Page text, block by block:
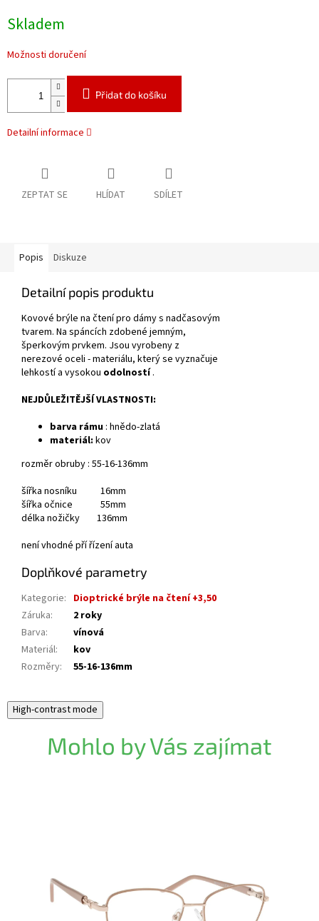
cena:
Skladem
Možnosti doručení
Přidat do košíku
Detailní informace
ZEPTAT SE HLÍDAT SDÍLET
Popis Diskuze
Detailní popis produktu
Kovové brýle na čtení pro dámy s nadčasovým
tvarem. Na spáncích zdobené jemným,
šperkovým prvkem. Jsou vyrobeny z
nerezové oceli - materiálu, který se vyznačuje
lehkostí a vysokou odolností.
NEJDŮLEŽITĚJŠÍ VLASTNOSTI:
barva rámu : hnědo-zlatá
materiál: kov
rozměr obruby : 55-16-136mm
šířka nosníku 16mm
šířka očnice 55mm
délka nožičky 136mm
není vhodné pří řízení auta
Doplňkové parametry
Kategorie: Dioptrické brýle na čtení +3,50
Záruka:
2 roky
Barva:
vínová
Materiál:
kov
Rozměry: 55-16-136mm
High-contrast mode
Mohlo by Vás zajímat